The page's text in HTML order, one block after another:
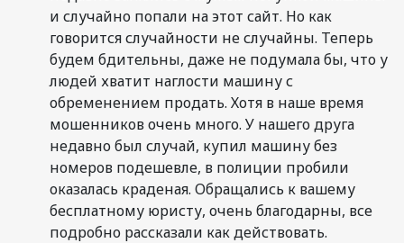
и случайно попали на этот сайт. Но как
говорится случайности не случайны. Теперь
будем бдительны, даже не подумала бы, что у
людей хватит наглости машину с
обременением продать. Хотя в наше время
мошенников очень много. У нашего друга
недавно был случай, купил машину без
номеров подешевле, в полиции пробили
оказалась краденая. Обращались к вашему
бесплатному юристу, очень благодарны, все
подробно рассказали как действовать.